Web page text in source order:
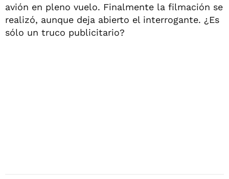
avión en pleno vuelo. Finalmente la filmación se
realizó, aunque deja abierto el interrogante. ¿Es
sólo un truco publicitario?